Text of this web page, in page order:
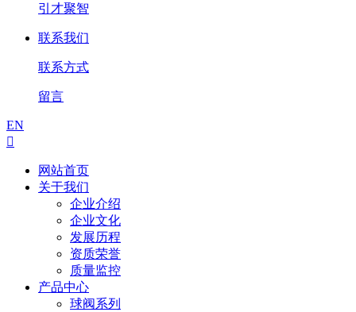
引才聚智
联系我们
联系方式
留言
EN

网站首页
关于我们
企业介绍
企业文化
发展历程
资质荣誉
质量监控
产品中心
球阀系列